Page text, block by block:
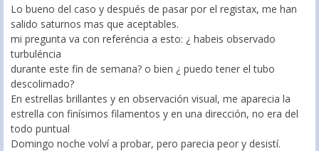
Lo bueno del caso y después de pasar por el registax, me han
salido saturnos mas que aceptables.
mi pregunta va con referéncia a esto: ¿ habeis observado
turbuléncia
durante este fin de semana? o bien ¿ puedo tener el tubo
descolimado?
En estrellas brillantes y en observación visual, me aparecia la
estrella con finísimos filamentos y en una dirección, no era del
todo puntual
Domingo noche volví a probar, pero parecia peor y desistí.